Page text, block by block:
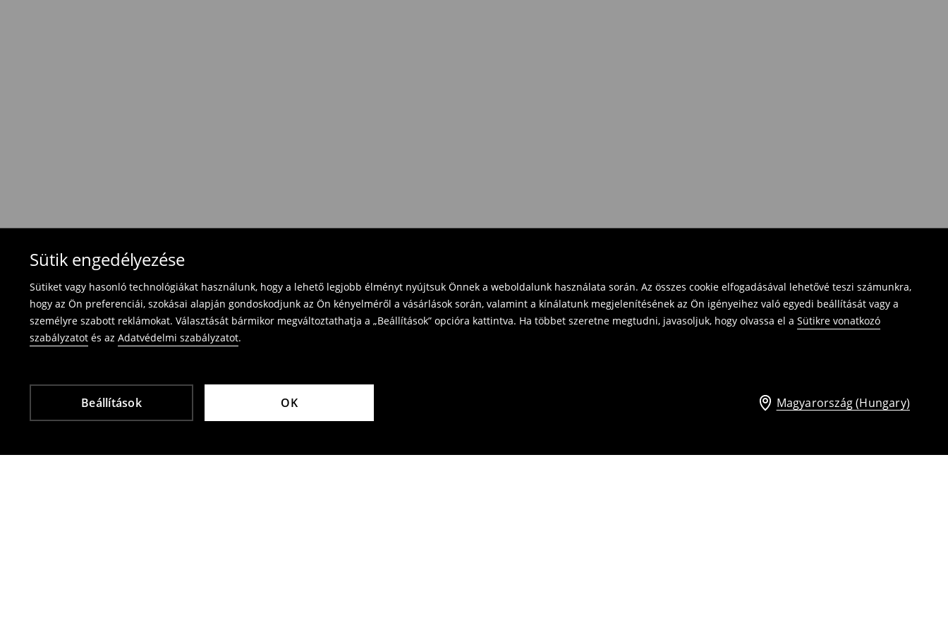
Sütik engedélyezése
Sütiket vagy hasonló technológiákat használunk, hogy a lehető legjobb élményt nyújtsuk Önnek a weboldalunk használata során. Az összes cookie elfogadásával lehetővé teszi számunkra,
hogy az Ön preferenciái, szokásai alapján gondoskodjunk az Ön kényelméről a vásárlások során, valamint a kínálatunk megjelenítésének az Ön igényeihez való egyedi beállítását vagy a
személyre szabott reklámokat. Választását bármikor megváltoztathatja a „Beállítások” opcióra kattintva. Ha többet szeretne megtudni, javasoljuk, hogy olvassa el a Sütikre vonatkozó
szabályzatot és az Adatvédelmi szabályzatot.
Beállítások OK Magyarország (Hungary)
Fürdőruhákat és pizsamákat nem lehet visszavinni üzleteinkbe. Kérjük,
használja az online visszaküldési űrlapot.
Termék visszavétel